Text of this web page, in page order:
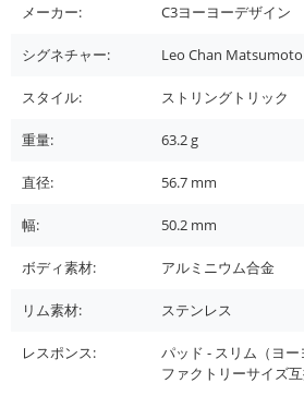
メーカー: C3ヨーヨーデザイン
シグネチャー: Leo Chan Matsumoto
スタイル: ストリングトリック
重量: 63.2g
直径: 56.7 mm
幅: 50.2 mm
ボディ素材: アルミニウム合金
リム素材: ステンレス
レスポンス:
パッド - スリム（ヨー
ファクトリーサイズ互